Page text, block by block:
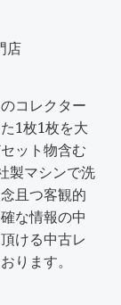
コレクター
1枚1枚を大
ット物含む
製マシンで洗
且つ客観的
な情報の中
ける中古レ
ります。